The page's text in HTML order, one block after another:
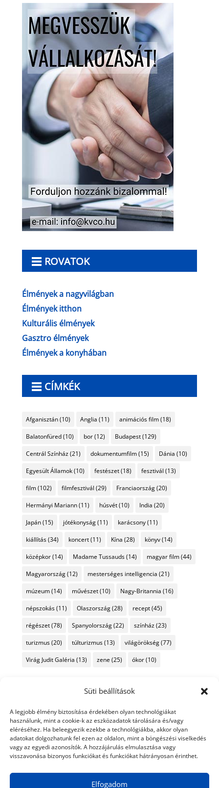
Süti beállítások
A legjobb élmény biztosítása érdekében olyan technológiákat
használunk, mint a cookie-k az eszközadatok tárolására és/vagy
eléréséhez. Ha beleegyezik ezekbe a technológiákba, akkor olyan
adatokat dolgozhatunk fel ezen az oldalon, mint a böngészési viselkedés
vagy az egyedi azonosítók. A hozzájárulás elmulasztása vagy
visszavonása bizonyos funkciókat és funkciókat hátrányosan érinthet.
Elfogadom
ROVATOK
Élmények a nagyvilágban
Élmények itthon
Kulturális élmények
Gasztro élmények
Élmények a konyhában
CÍMKÉK
Afganisztán(10) Anglia (11) animációs film(18)
Balatonfüred(10) bor(12) Budapest(129)
Centrál Színház(21) dokumentumfilm(15) Dánia (10)
Egyesült Államok(10) festészet(18) fesztivál (13)
film(102) filmfesztivál (29) Franciaország(20)
Hermányi Mariann(11) húsvét(10) India (20)
Japán(15) jótékonyság(11) karácsony(11)
kiállítás(34) koncert(11) Kína (28) könyv(14)
középkor(14) Madame Tussauds(14) magyar film(44)
Magyarország(12) mesterséges intelligencia (21)
múzeum(14) művészet(10) Nagy-Britannia (16)
népszokás(11) Olaszország(28) recept(45)
régészet(78) Spanyolország(22) színház(23)
turizmus(20) túlturizmus(13) világörökség(77)
Virág Judit Galéria (13) zene (25) ókor(10)